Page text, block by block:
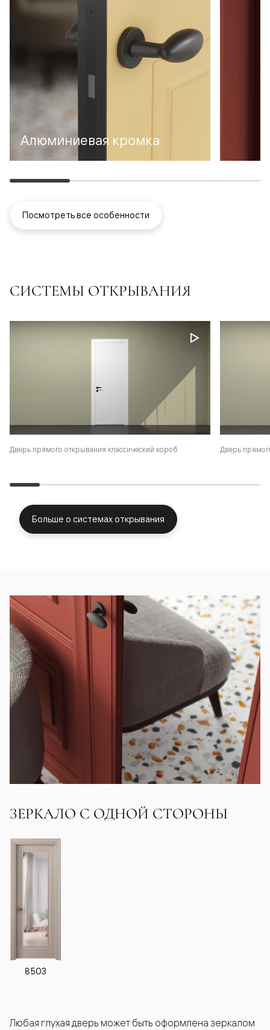
Алюминиевая кромка
Посмотреть все особенности
СИСТЕМЫ ОТКРЫВАНИЯ
Дверь прямого открывания классический короб Дверь
Больше о системах открывания
ЗЕРКАЛО С ОДНОЙ СТОРОНЫ
8503
Любая глухая дверь может быть оформлена зеркалом